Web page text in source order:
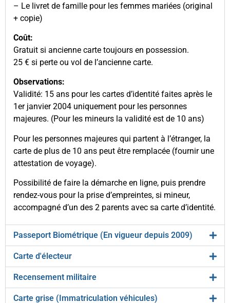
– Le livret de famille pour les femmes mariées (original
+ copie)
Coût:
Gratuit si ancienne carte toujours en possession.
25 € si perte ou vol de l’ancienne carte.
Observations:
Validité: 15 ans pour les cartes d’identité faites après le
1er janvier 2004 uniquement pour les personnes
majeures. (Pour les mineurs la validité est de 10 ans)
Pour les personnes majeures qui partent à l’étranger, la
carte de plus de 10 ans peut être remplacée (fournir une
attestation de voyage).
Possibilité de faire la démarche en ligne, puis prendre
rendez-vous pour la prise d’empreintes, si mineur,
accompagné d’un des 2 parents avec sa carte d’identité.
Passeport Biométrique (En vigueur depuis 2009)
Carte d'électeur
Recensement militaire
Carte grise (Immatriculation véhicules)